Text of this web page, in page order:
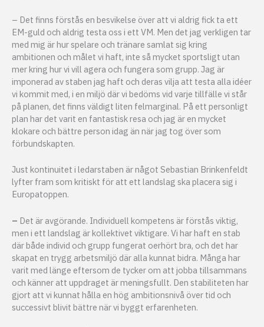
– Det finns förstås en besvikelse över att vi aldrig fick ta ett
EM-guld och aldrig testa oss i ett VM. Men det jag verkligen tar
med mig är hur spelare och tränare samlat sig kring
ambitionen och målet vi haft, inte så mycket sportsligt utan
mer kring hur vi vill agera och fungera som grupp. Jag är
imponerad av staben jag haft och deras vilja att testa alla idéer
vi kommit med, i en miljö där vi bedöms vid varje tillfälle vi står
på planen, det finns väldigt liten felmarginal. På ett personligt
plan har det varit en fantastisk resa och jag är en mycket
klokare och bättre person idag än när jag tog över som
förbundskapten.
Just kontinuitet i ledarstaben är något Sebastian Brinkenfeldt
lyfter fram som kritiskt för att ett landslag ska placera sig i
Europatoppen.
– Det är avgörande. Individuell kompetens är förstås viktig,
men i ett landslag är kollektivet viktigare. Vi har haft en stab
där både individ och grupp fungerat oerhört bra, och det har
skapat en trygg arbetsmiljö där alla kunnat bidra. Många har
varit med länge eftersom de tycker om att jobba tillsammans
och känner att uppdraget är meningsfullt. Den stabiliteten har
gjort att vi kunnat hålla en hög ambitionsnivå över tid och
successivt blivit bättre när vi byggt erfarenheten.